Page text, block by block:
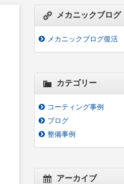
メカニックブログ
メカニックブログ復活
カテゴリー
コーティング事例
ブログ
整備事例
アーカイブ